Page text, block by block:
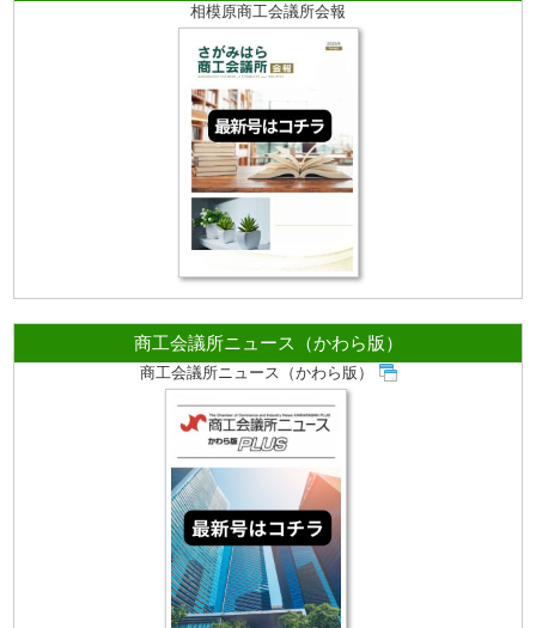
相模原商工会議所会報
商工会議所ニュース（かわら版）
商工会議所ニュース（かわら版）